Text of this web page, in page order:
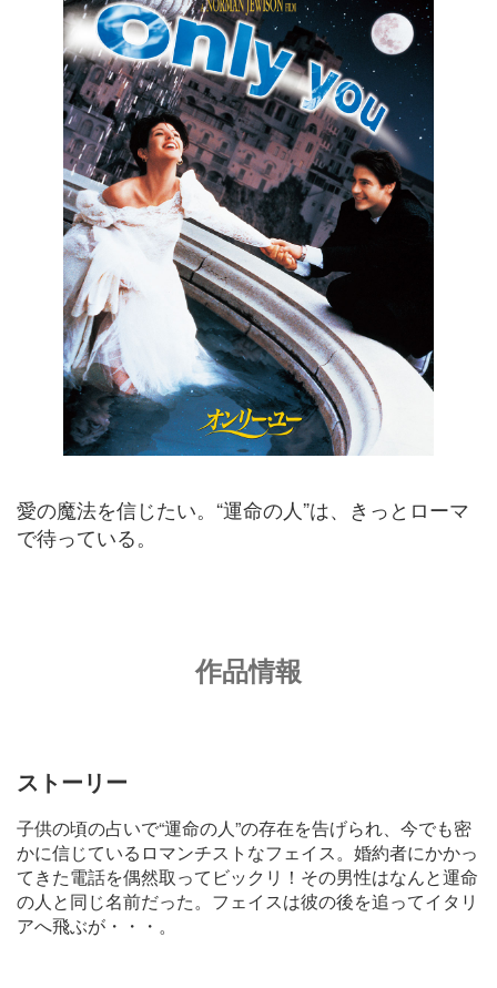
愛の魔法を信じたい。“運命の人”は、きっとローマ
で待っている。
作品情報
ストーリー
子供の頃の占いで“運命の人”の存在を告げられ、今でも密
かに信じているロマンチストなフェイス。婚約者にかかっ
てきた電話を偶然取ってビックリ！その男性はなんと運命
の人と同じ名前だった。フェイスは彼の後を追ってイタリ
アへ飛ぶが・・・。